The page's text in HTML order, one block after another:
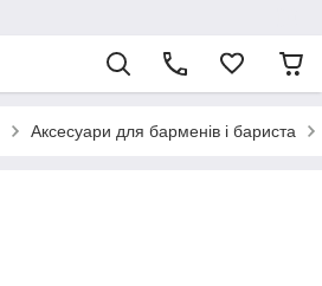
Аксесуари для барменів і бариста